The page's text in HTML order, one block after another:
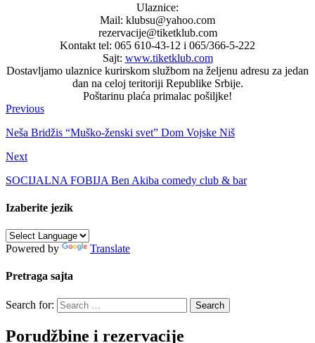
Ulaznice:
Mail: klubsu@yahoo.com
rezervacije@tiketklub.com
Kontakt tel: 065 610-43-12 i 065/366-5-222
Sajt: www.tiketklub.com
Dostavljamo ulaznice kurirskom službom na željenu adresu za jedan
dan na celoj teritoriji Republike Srbije.
Poštarinu plaća primalac pošiljke!
Previous
Neša Bridžis “Muško-ženski svet” Dom Vojske Niš
Next
SOCIJALNA FOBIJA Ben Akiba comedy club & bar
Izaberite jezik
Powered by Translate
Pretraga sajta
Search for:
Porudžbine i rezervacije